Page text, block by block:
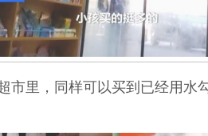
市里，同样可以买到已经用水